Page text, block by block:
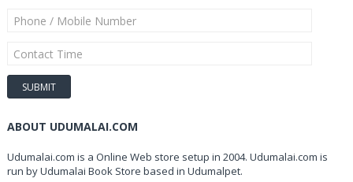
ABOUT UDUMALAI.COM
Udumalai.com is a Online Web store setup in 2004. Udumalai.com is
run by Udumalai Book Store based in Udumalpet.